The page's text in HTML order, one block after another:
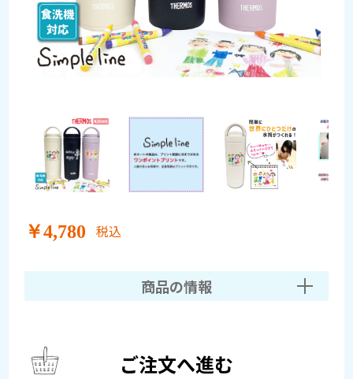
￥4,780 税込
商品の情報
ご注文へ進む